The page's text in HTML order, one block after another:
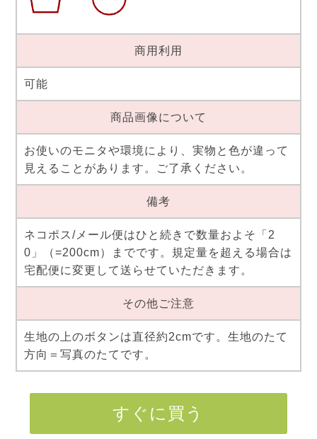
商用利用
可能
商品画像について
お使いのモニタや環境により、実物と色が違って
見えることがあります。ご了承ください。
備考
ネコポス/メール便はひと続きで数量およそ「2
0」（=200cm）までです。規定量を超える場合は
宅配便に変更して送らせていただきます。
その他ご注意
生地の上のボタンは直径約2cmです。生地のたて
方向＝写真のたてです。
すぐに買う